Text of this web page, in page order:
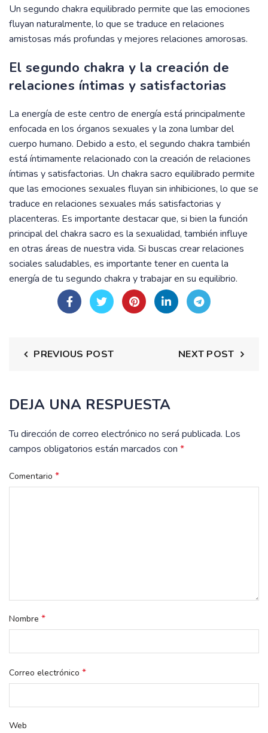
Un segundo chakra equilibrado permite que las emociones
fluyan naturalmente, lo que se traduce en relaciones
amistosas más profundas y mejores relaciones amorosas.
El segundo chakra y la creación de
relaciones íntimas y satisfactorias
La energía de este centro de energía está principalmente
enfocada en los órganos sexuales y la zona lumbar del
cuerpo humano. Debido a esto, el segundo chakra también
está íntimamente relacionado con la creación de relaciones
íntimas y satisfactorias. Un chakra sacro equilibrado permite
que las emociones sexuales fluyan sin inhibiciones, lo que se
traduce en relaciones sexuales más satisfactorias y
placenteras. Es importante destacar que, si bien la función
principal del chakra sacro es la sexualidad, también influye
en otras áreas de nuestra vida. Si buscas crear relaciones
sociales saludables, es importante tener en cuenta la
energía de tu segundo chakra y trabajar en su equilibrio.
PREVIOUS POST NEXT POST
DEJA UNA RESPUESTA
Tu dirección de correo electrónico no será publicada. Los
campos obligatorios están marcados con *
Comentario *
Nombre *
Correo electrónico *
Web